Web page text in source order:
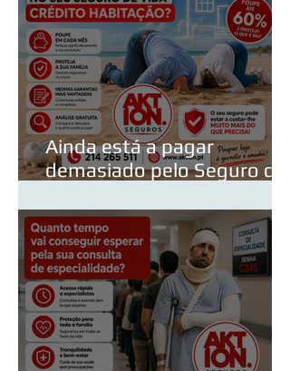
Ainda está a pagar
demasiado pelo Seguro de